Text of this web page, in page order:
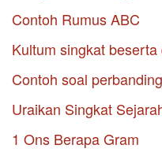
Contoh Rumus ABC
Kultum singkat beserta
Contoh soal
Uraikan Singkat
1 Ons Berapa Gram